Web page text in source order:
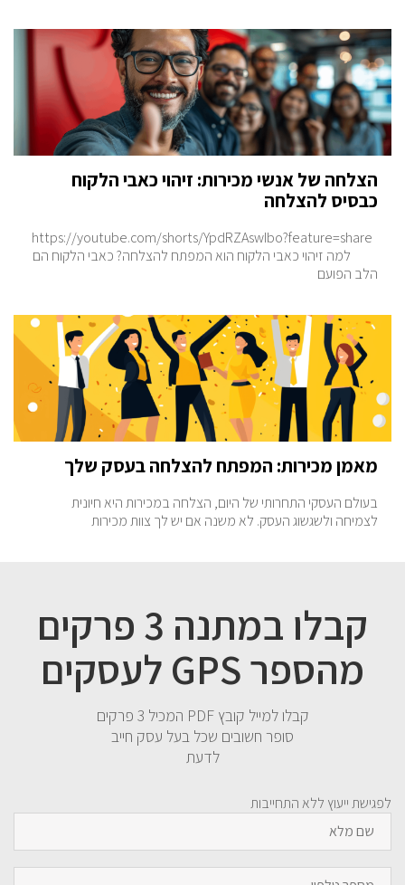
הצלחה של אנשי מכירות: זיהוי כאבי הלקוח
כבסיס להצלחה
https://youtube.com/shorts/YpdRZAswIbo?feature=share
למה זיהוי כאבי הלקוח הוא המפתח להצלחה? כאבי הלקוח הם
הלב הפועם
מאמן מכירות: המפתח להצלחה בעסק שלך
בעולם העסקי התחרותי של היום, הצלחה במכירות היא חיונית
לצמיחה ולשגשוג העסק. לא משנה אם יש לך צוות מכירות
קבלו במתנה 3 פרקים
מהספר GPS לעסקים
קבלו למייל קובץ PDF המכיל 3 פרקים
סופר חשובים שכל בעל עסק חייב
לדעת
לפגישת ייעוץ ללא התחייבות